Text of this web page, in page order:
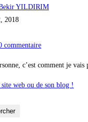
YILDIRIM
2018
commentaire
c’est comment je
web ou de son blog !